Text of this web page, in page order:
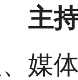
主
体